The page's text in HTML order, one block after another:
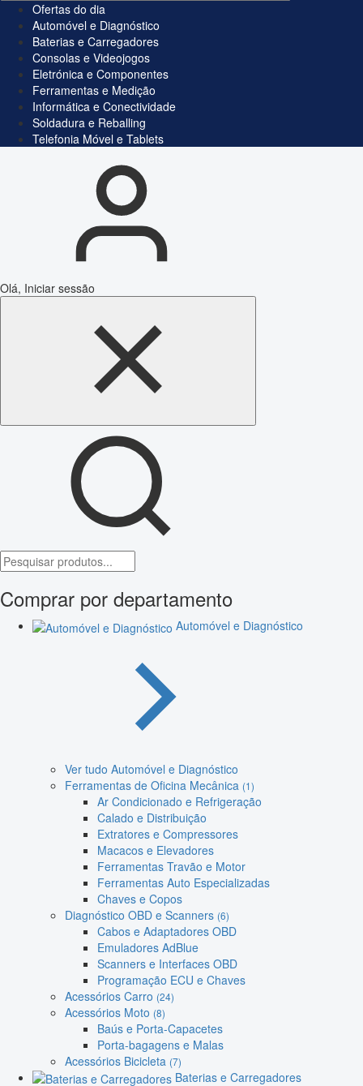
Ofertas do dia
Automóvel e Diagnóstico
Baterias e Carregadores
Consolas e Videojogos
Eletrónica e Componentes
Ferramentas e Medição
Informática e Conectividade
Soldadura e Reballing
Telefonia Móvel e Tablets
Olá, Iniciar sessão
Comprar por departamento
Automóvel e Diagnóstico
Ver tudo Automóvel e Diagnóstico
Ferramentas de Oficina Mecânica (1)
Ar Condicionado e Refrigeração
Calado e Distribuição
Extratores e Compressores
Macacos e Elevadores
Ferramentas Travão e Motor
Ferramentas Auto Especializadas
Chaves e Copos
Diagnóstico OBD e Scanners (6)
Cabos e Adaptadores OBD
Emuladores AdBlue
Scanners e Interfaces OBD
Programação ECU e Chaves
Acessórios Carro (24)
Acessórios Moto (8)
Baús e Porta-Capacetes
Porta-bagagens e Malas
Acessórios Bicicleta (7)
Baterias e Carregadores